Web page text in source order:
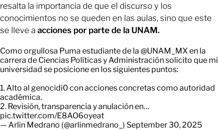
resalta la importancia de que el discurso y los
conocimientos no se queden en las aulas, sino que este
se lleve a acciones por parte de la UNAM.
Como orgullosa Puma estudiante de la @UNAM_MX en la
carrera de Ciencias Políticas y Administración solicito que mi
universidad se posicione en los siguientes puntos:
1. Alto al genocidi0 con acciones concretas como autoridad
académica.
2. Revisión, transparencia y anulación en…
pic.twitter.com/E8AO6oyeat
— Arlin Medrano (@arlinmedrano_) September 30, 2025